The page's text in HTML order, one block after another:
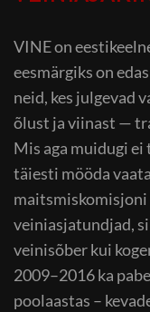
VINE on
eesmärgiks on
neid, kes julgevad
õlust ja viinast —
Mis aga muidugi
täiesti mööda
maitsmiskomisjoni
veiniasjatundjad,
veinisõber kui
2009–2016 ka
poolaastas –